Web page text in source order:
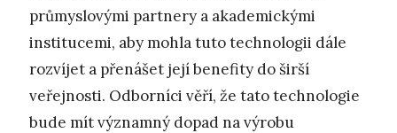
průmyslovými partnery a akademickými
institucemi, aby mohla tuto technologii dále
rozvíjet a přenášet její benefity do širší
veřejnosti. Odborníci věří, že tato technologie
bude mít významný dopad na výrobu